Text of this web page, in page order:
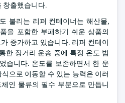
창출했습니다.
불리는 리퍼 컨테이너는 해산물,
을 포함한 부패하기 쉬운 상품의
증가하고 있습니다. 리퍼 컨테이
한 장거리 운송 중에 특정 온도 범
습니다. 온도를 보존하면서 한 운
으로 이동할 수 있는 능력은 이러
인 물류의 필수 부분으로 만듭니